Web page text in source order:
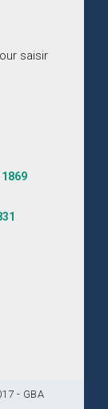
saisir
- GBA